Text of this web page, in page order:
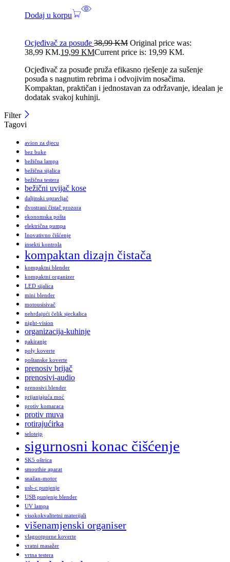
Dodaj u korpu
Ocjeđivač za posuđe 38,99KM Original price was:
38,99 KM.19,99 KMCurrent price is: 19,99 KM.
Ocjeđivač za posuđe pruža efikasno rješenje za sušenje
posuđa s nagnutim rebrima i odvojivim nosačima.
Kompaktan, praktičan i jednostavan za održavanje, idealan je
dodatak svakoj kuhinji.
Filter
Tagovi
avion za djecu
bez buke
bežična lampa
bežična sijalica
bežična testera
bežični uvijač kose
daljinski upravljač
dvostrani čistač prozora
ekonomska pošta
električna pumpa
Inovativno čišćenje
insekti kontrola
kompaktan dizajn čistača
kompaktni blender
kompaktni organizer
LED sijalica
mini blender
motousisivač
nehrđajući čelik sjeckalica
night-vision
organizacija-kuhinje
pakiranje
poly koverte
poštanske koverte
prenosiv brijač
prenosivi-audio
prenosivi blender
prijanjajuća moć
protiv komaraca
protiv muva
rotirajućirka
selotejp
sigurnosni konac čišćenje
SK5 oštrica
smoothie aparat
snažan-motor
usb-c punjenje
USB punjenje blender
UV lampa
visokokvalitetni materijali
višenamjenski organiser
vlagootporne koverte
vratni masažer
vrtna testera